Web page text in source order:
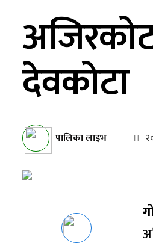
देवकोटा
पालिका लाइभ